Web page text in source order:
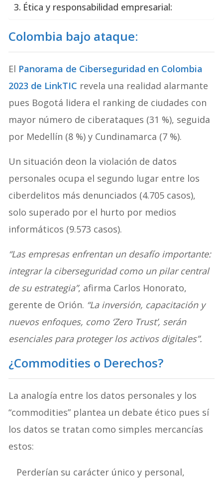
Ética y responsabilidad empresarial:
Colombia bajo ataque:
El Panorama de Ciberseguridad en Colombia
2023 de LinkTIC revela una realidad alarmante
pues Bogotá lidera el ranking de ciudades con
mayor número de ciberataques (31 %), seguida
por Medellín (8 %) y Cundinamarca (7 %).
Un situación deon la violación de datos
personales ocupa el segundo lugar entre los
ciberdelitos más denunciados (4.705 casos),
solo superado por el hurto por medios
informáticos (9.573 casos).
“Las empresas enfrentan un desafío importante:
integrar la ciberseguridad como un pilar central
de su estrategia”, afirma Carlos Honorato,
gerente de Orión. “La inversión, capacitación y
nuevos enfoques, como ‘Zero Trust’, serán
esenciales para proteger los activos digitales”.
¿Commodities o Derechos?
La analogía entre los datos personales y los
“commodities” plantea un debate ético pues sí
los datos se tratan como simples mercancías
estos:
Perderían su carácter único y personal,